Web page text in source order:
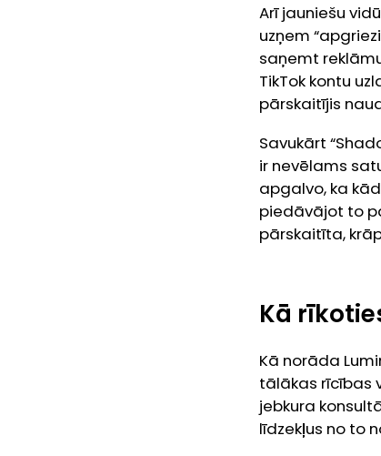
Arī jauniešu
uzņem
saņemt
TikTok kontu
pārskaitījis
Savukārt
ir nevēlams
apgalvo, ka
piedāvājot to
pārskaitīta,
Kā
Kā norāda
tālākas rīcības
jebkura
līdzekļus no to